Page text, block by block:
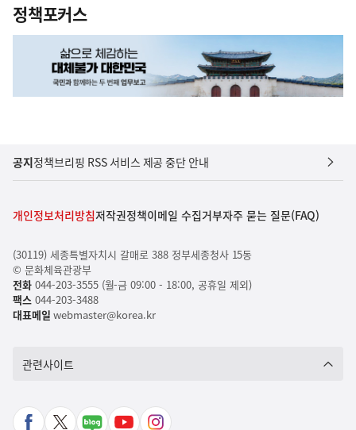
정책포커스
공지정책브리핑 RSS 서비스 제공 중단 안내
개인정보처리방침저작권정책이메일 수집거부자주 묻는 질문(FAQ)
(30119) 세종특별자치시 갈매로 388 정부세종청사 15동
© 문화체육관광부
전화044-203-3555 (월-금 09:00 - 18:00, 공휴일 제외)
팩스044-203-3488
대표메일 webmaster@korea.kr
관련사이트